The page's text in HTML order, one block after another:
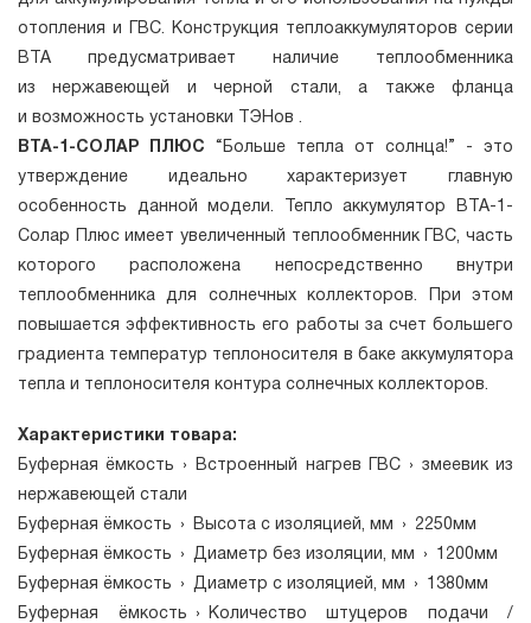
отопления и ГВС. Конструкция теплоаккумуляторов серии
ВТА предусматривает наличие теплообменника
из нержавеющей и черной стали, а также фланца
и возможность установки ТЭНов .
ВТА-1-СОЛАР ПЛЮС “Больше тепла от солнца!” - это
утверждение идеально характеризует главную
особенность данной модели. Тепло аккумулятор ВТА-1-
Солар Плюс имеет увеличенный теплообменник ГВС, часть
которого расположена непосредственно внутри
теплообменника для солнечных коллекторов. При этом
повышается эффективность его работы за счет большего
градиента температур теплоносителя в баке аккумулятора
тепла и теплоносителя контура солнечных коллекторов.
Характеристики товара:
Буферная ёмкость
› Встроенный нагрев ГВС ›
змеевик из
нержавеющей стали
Буферная ёмкость
› Высота с изоляцией, мм ›
2250мм
Буферная ёмкость
› Диаметр без изоляции, мм ›
1200мм
Буферная ёмкость
› Диаметр с изоляцией, мм ›
1380мм
Буферная ёмкость
›
Количество штуцеров подачи /